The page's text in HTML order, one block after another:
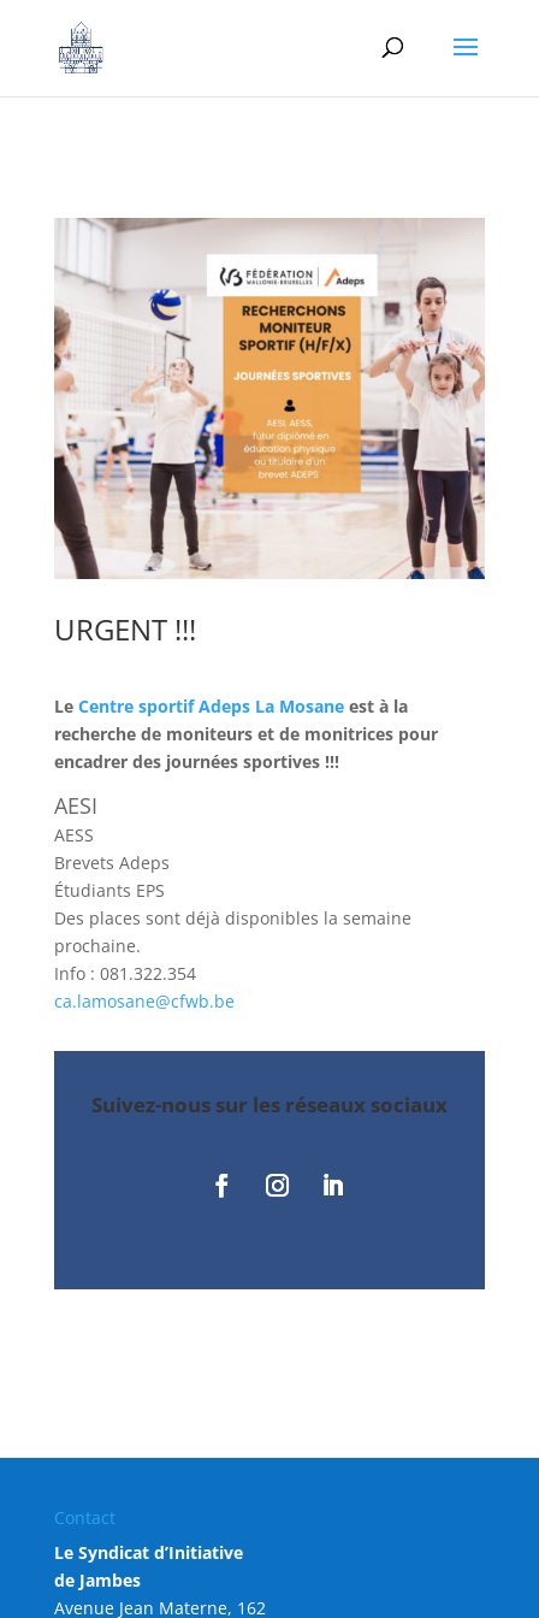
URGENT !!!
Le Centre sportif Adeps La Mosaneest à la
recherche de moniteurs et de monitrices pour
encadrer des journées sportives !!!
AESI
AESS
Brevets Adeps
Étudiants EPS
Des places sont déjà disponibles la semaine
prochaine.
Info : 081.322.354
ca.lamosane@cfwb.be
Suivez-nous sur les réseaux sociaux
Contact
Le Syndicat d’Initiative
de Jambes
Avenue Jean Materne, 162